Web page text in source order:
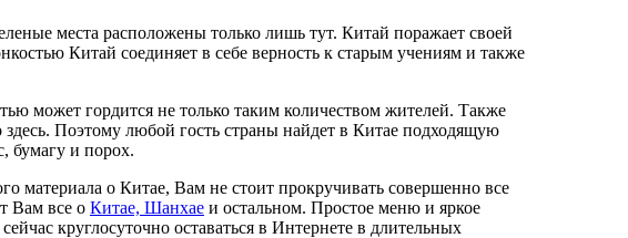
места расположены только лишь тут. Китай поражает своей
Китай соединяет в себе верность к старым учениям и также
может гордится не только таким количеством жителей. Также
здесь. Поэтому любой гость страны найдет в Китае подходящую
бумагу и порох.
материала о Китае, Вам не стоит прокручивать совершенно все
Вам все о Китае, Шанхае и остальном. Простое меню и яркое
круглосуточно оставаться в Интернете в длительных